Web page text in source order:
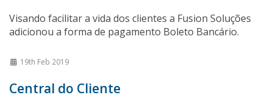
Visando facilitar a vida dos clientes a Fusion Soluções
adicionou a forma de pagamento Boleto Bancário.
19th Feb 2019
Central do Cliente